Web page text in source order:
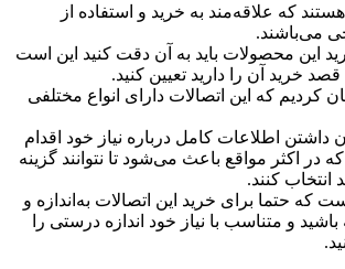
که علاقه‌مند به خرید و استفاده از
می‌باشند.
این محصولات باید به آن دقت کنید این است
خرید آن را دارید تعیین کنید.
کردیم که این اتصالات دارای انواع مختلفی
داشتن اطلاعات کامل درباره نیاز خود اقدام
در اکثر مواقع باعث می‌شود تا نتوانند گزینه
انتخاب کنند.
که حتما برای خرید این اتصالات به‌اندازه و
باشید و متناسب با نیاز خود اندازه درستی را